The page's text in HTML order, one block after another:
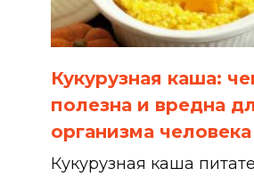
Кукурузная каша:
полезна и вредна
организма человека
Кукурузная каша